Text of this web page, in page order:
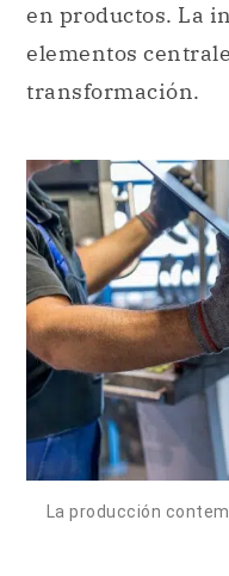
en productos. La
elementos
transformación.
La producción